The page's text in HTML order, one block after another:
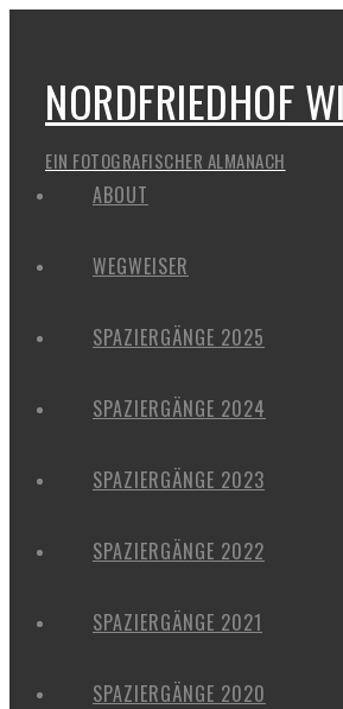
NORDFRIEDHOF
EIN FOTOGRAFISCHER ALMANACH
ABOUT
WEGWEISER
SPAZIERGÄNGE 2025
SPAZIERGÄNGE 2024
SPAZIERGÄNGE 2023
SPAZIERGÄNGE 2022
SPAZIERGÄNGE 2021
SPAZIERGÄNGE 2020